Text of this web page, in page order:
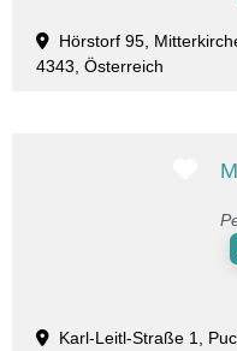
Hörstorf 95,
4343, Österreich
Karl-Leitl-Straße 1,